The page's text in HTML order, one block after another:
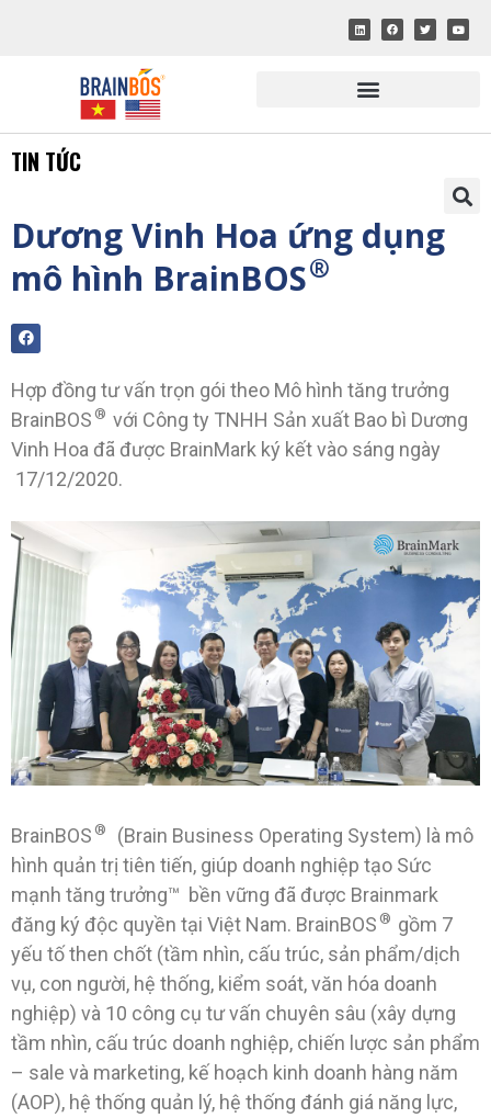
TIN TỨC
Dương Vinh Hoa ứng dụng
mô hình BrainBOS®
Hợp đồng tư vấn trọn gói theo Mô hình tăng trưởng
BrainBOS ® với Công ty TNHH Sản xuất Bao bì Dương
Vinh Hoa đã được BrainMark ký kết vào sáng ngày
17/12/2020.
BrainBOS ®
(Brain Business Operating System) là mô
hình quản trị tiên tiến, giúp doanh nghiệp tạo Sức
mạnh tăng trưởng™ bền vững đã được Brainmark
đăng ký độc quyền tại Việt Nam. BrainBOS ® gồm 7
yếu tố then chốt (tầm nhìn, cấu trúc, sản phẩm/dịch
vụ, con người, hệ thống, kiểm soát, văn hóa doanh
nghiệp) và 10 công cụ tư vấn chuyên sâu (xây dựng
tầm nhìn, cấu trúc doanh nghiệp, chiến lược sản phẩm
– sale và marketing, kế hoạch kinh doanh hàng năm
(AOP), hệ thống quản lý, hệ thống đánh giá năng lực,